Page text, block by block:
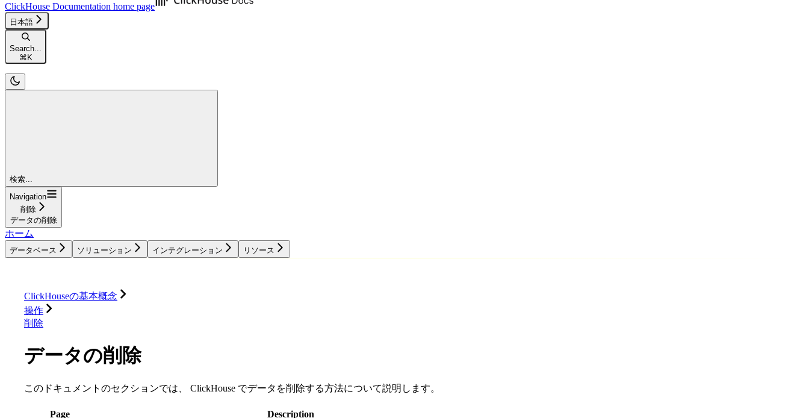
ClickHouse Documentation home page
日本語
Search...
⌘ K
検索...
Navigation
削除
データの削除
ホーム
データベース ソリューション インテグレーション リソース
ClickHouseの基本概念
操作
削除
データの削除
このドキュメントのセクションでは、 ClickHouse でデータを削除する方法について説明します。
Page Description